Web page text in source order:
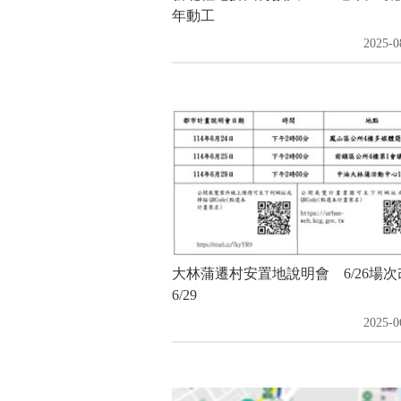
年動工
2025-
大林蒲遷村安置地說明會 6/26場次
6/29
2025-